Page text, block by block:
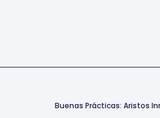
Buenas Prácticas: Aristos